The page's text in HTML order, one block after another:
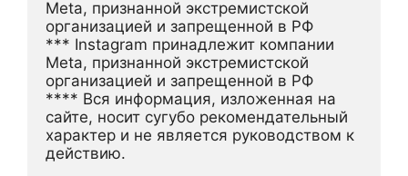
Meta, признанной экстремистской
организацией и запрещенной в РФ
*** Instagram принадлежит компании
Meta, признанной экстремистской
организацией и запрещенной в РФ
**** Вся информация, изложенная на
сайте, носит сугубо рекомендательный
характер и не является руководством к
действию.